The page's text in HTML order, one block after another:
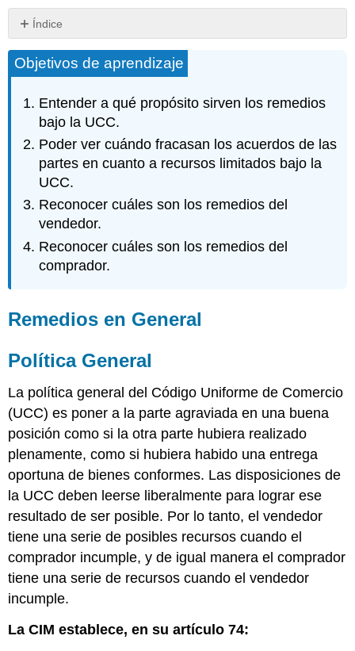
Índice
en
General
Política
General
Especificación
de
Remedios
Estatuto
de
limitaciones
Remedios
del
Vendedor
en
General
por
Retener
más
entregas
Detener
Identificar
al
Contrato
Bienes
Posesión
Revender
Recuperar
Recuperar
Objetivos de aprendizaje
Entender a qué propósito sirven los remedios
bajo la UCC.
Poder ver cuándo fracasan los acuerdos de las
partes en cuanto a recursos limitados bajo la
UCC.
Reconocer cuáles son los remedios del
vendedor.
Reconocer cuáles son los remedios del
comprador.
Remedios en General
Política General
La política general del Código Uniforme de Comercio
(UCC) es poner a la parte agraviada en una buena
posición como si la otra parte hubiera realizado
plenamente, como si hubiera habido una entrega
oportuna de bienes conformes. Las disposiciones de
la UCC deben leerse liberalmente para lograr ese
resultado de ser posible. Por lo tanto, el vendedor
tiene una serie de posibles recursos cuando el
comprador incumple, y de igual manera el comprador
tiene una serie de recursos cuando el vendedor
incumple.
La CIM establece, en su artículo 74: